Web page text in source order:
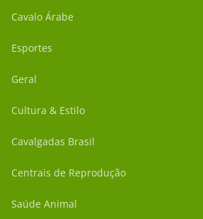
Cavalo Árabe
Esportes
Geral
Cultura & Estilo
Cavalgadas Brasil
Centrais de Reprodução
Saúde Animal